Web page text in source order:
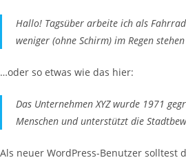
Hallo! Tagsüber arbeite ich als
weniger (ohne Schirm) im Regen
…oder so etwas wie das hier:
Das Unternehmen XYZ wurde 1971
Menschen und unterstützt die
Als neuer WordPress-Benutzer solltest